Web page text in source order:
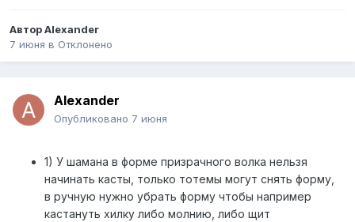
АвторAlexander
7 июня в Отклонено
Alexander
Опубликовано 7 июня
1) У шамана в форме призрачного волка нельзя
начинать касты, только тотемы могут снять форму,
в ручную нужно убрать форму чтобы например
кастануть хилку либо молнию, либо щит